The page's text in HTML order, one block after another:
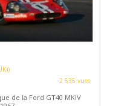
2 535 vues
de la Ford GT40 MKIV